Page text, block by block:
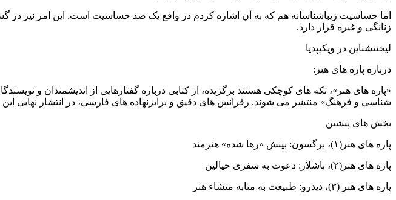
اما حساسیت زیباشناسانه هم که به آن اشاره کردم در واقع یک ضد حساسیت است. این امر نیز
زنانگی و غیره قرار دارد.
لیختنشتاین در ویکیپدیا
درباره پاره های هنر:
«پاره های هنر»، تکه های کوچکی هستند برگزیده، از کتابی درباره گفتارهایی از اندیشمندان و
شناسی و فرهنگ» منتشر می شوند. رفرانس های دقیق و برابرنهاده های فارسی، در انتشار نهایی
بخش های پیشین
پاره های هنر(۱)، برگسون: بینش «رها شده» هنرمند
پاره های هنر(۲)، باشلار: دعوت به سفری خیالین
پاره های هنر (۳)، دیدرو: طبیعت به مثابه منشاء هنر